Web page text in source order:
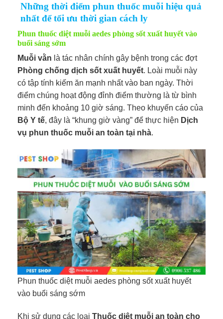
Những thời điểm phun thuốc muỗi hiệu quả
nhất để tối ưu thời gian cách ly
Phun thuốc diệt muỗi aedes phòng sốt xuất huyết vào
buổi sáng sớm
Muỗi vằn là tác nhân chính gây bệnh trong các đợt
Phòng chống dịch sốt xuất huyết. Loài muỗi này
có tập tính kiếm ăn mạnh nhất vào ban ngày. Thời
điểm chúng hoạt động đỉnh điểm thường là từ bình
minh đến khoảng 10 giờ sáng. Theo khuyến cáo của
Bộ Y tế, đây là “khung giờ vàng” để thực hiện Dịch
vụ phun thuốc muỗi an toàn tại nhà.
Phun thuốc diệt muỗi aedes phòng sốt xuất huyết
vào buổi sáng sớm
Khi sử dụng các loại Thuốc diệt muỗi an toàn cho